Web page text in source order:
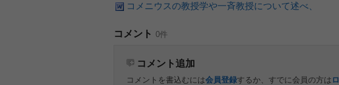
コメニウスの教授学や一斉教授について述べ、
コメント 0件
コメント追加
コメントを書込むには会員登録するか、すでに会員の方は